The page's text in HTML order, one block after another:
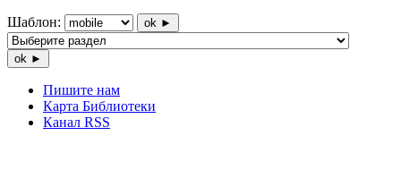
Шаблон: ok ►
ok ►
Пишите нам
Карта Библиотеки
Канал RSS